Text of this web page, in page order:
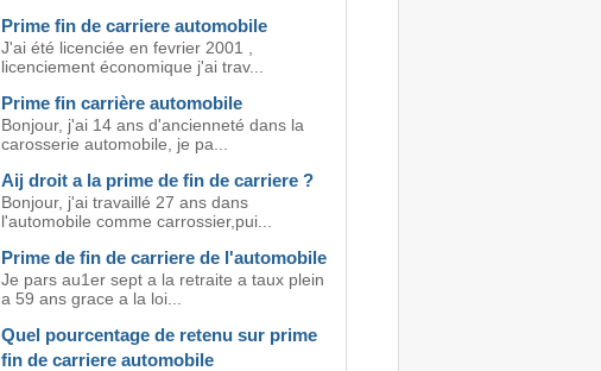
Prime fin de carriere automobile
J'ai été licenciée en fevrier 2001 ,
licenciement économique j'ai trav...
Prime fin carrière automobile
Bonjour, j'ai 14 ans d'ancienneté dans la
carosserie automobile, je pa...
Aij droit a la prime de fin de carriere ?
Bonjour, j'ai travaillé 27 ans dans
l'automobile comme carrossier,pui...
Prime de fin de carriere de l'automobile
Je pars au1er sept a la retraite a taux plein
a 59 ans grace a la loi...
Quel pourcentage de retenu sur prime
fin de carriere automobile